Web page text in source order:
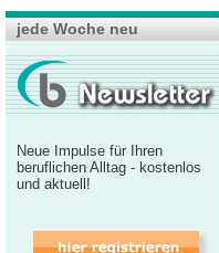
jede Woche neu
Neue Impulse für Ihren
beruflichen Alltag - kostenlos
und aktuell!